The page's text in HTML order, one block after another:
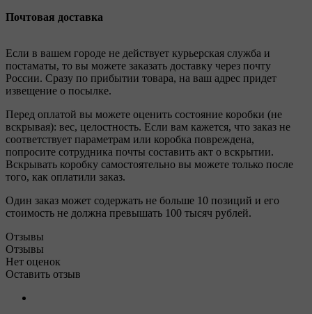
Почтовая доставка
Если в вашем городе не действует курьерская служба и
постаматы, то вы можете заказать доставку через почту
России. Сразу по прибытии товара, на ваш адрес придет
извещение о посылке.
Перед оплатой вы можете оценить состояние коробки (не
вскрывая): вес, целостность. Если вам кажется, что заказ не
соответствует параметрам или коробка повреждена,
попросите сотрудника почты составить акт о вскрытии.
Вскрывать коробку самостоятельно вы можете только после
того, как оплатили заказ.
Один заказ может содержать не больше 10 позиций и его
стоимость не должна превышать 100 тысяч рублей.
Отзывы
Отзывы
Нет оценок
Оставить отзыв